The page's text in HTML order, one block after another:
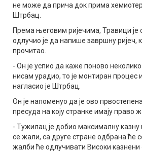
не може да прича док прима
Штрбац.
Према његовим ријечима, Травици је
одлучио је да напише завршну ријеч,
прочитао.
- Он је успио да каже поново
нисам урадио, то је монтиран процес
нагласио је Штрбац.
Он је напоменуо да је ово
пресуда на коју странке имају право
- Тужилац је добио максималну
се жали, са друге стране одбрана ће
жалби ће одлучивати Високи казнени